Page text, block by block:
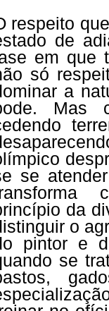
respeito
de
em que
só
a
Mas
se
da
o
pintor e
se